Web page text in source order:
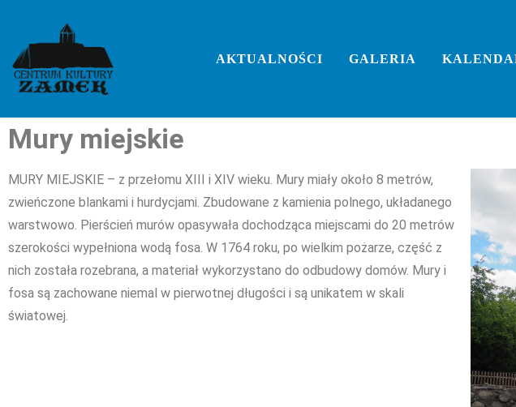
AKTUALNOŚCI GALERIA
Mury miejskie
MURY MIEJSKIE – z przełomu XIII i XIV wieku. Mury miały około 8 metrów,
zwieńczone blankami i hurdycjami. Zbudowane z kamienia polnego, układanego
warstwowo. Pierścień murów opasywała dochodząca miejscami do 20 metrów
szerokości wypełniona wodą fosa. W 1764 roku, po wielkim pożarze, część z
nich została rozebrana, a materiał wykorzystano do odbudowy domów. Mury i
fosa są zachowane niemal w pierwotnej długości i są unikatem w skali
światowej.